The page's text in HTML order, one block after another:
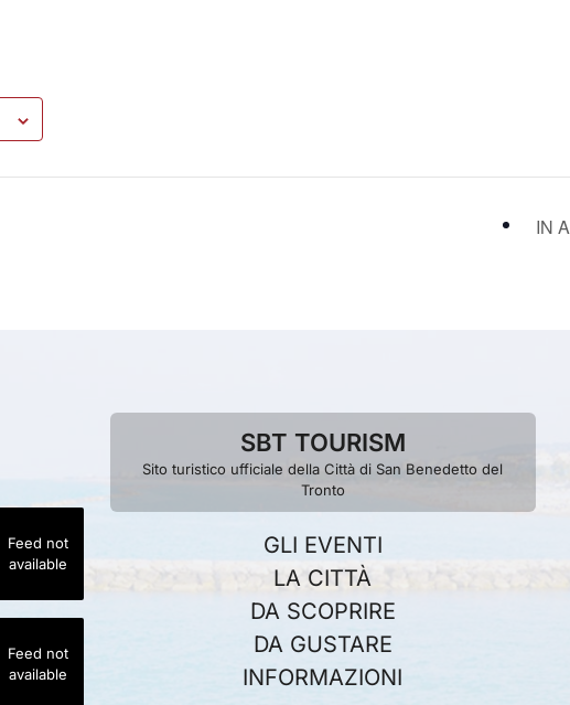
IN
Feed not
available
Feed not
available
SBT TOURISM
Sito turistico ufficiale della Città di San Benedetto del
Tronto
GLI EVENTI
LA CITTÀ
DA SCOPRIRE
DA GUSTARE
INFORMAZIONI